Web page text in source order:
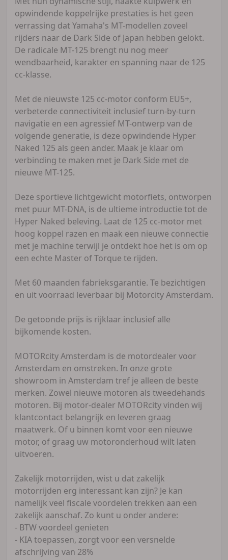
opwindende koppelrijke prestaties is het geen
verrassing dat Yamaha's MT-modellen zoveel
rijders naar de Dark Side of Japan hebben gelokt.
De radicale MT-125 brengt nu nog meer
wendbaarheid, karakter en spanning naar de 125
cc-klasse.
Met de nieuwste 125 cc-motor conform EU5+,
verbeterde connectiviteit inclusief turn-by-turn
navigatie en een agressief MT-ontwerp van de
volgende generatie, is deze opwindende Hyper
Naked 125 als geen ander. Maak je klaar om
verbinding te maken met je Dark Side met de
nieuwe MT-125.
Deze sportieve lichtgewicht motorfiets, ontworpen
met puur MT-DNA, is de ultieme introductie tot de
Hyper Naked beleving. Laat de 125 cc-motor met
hoog koppel razen en maak een nieuwe connectie
met je machine terwijl je ontdekt hoe het is om op
een echte Master of Torque te rijden.
Met 60 maanden fabrieksgarantie. Te bezichtigen
en uit voorraad leverbaar bij Motorcity Amsterdam.
De getoonde prijs is rijklaar inclusief alle
bijkomende kosten.
MOTORcity Amsterdam is de motordealer voor
Amsterdam en omstreken. In onze grote
showroom in Amsterdam tref je alleen de beste
merken. Zowel nieuwe motoren als tweedehands
motoren. Bij motor-dealer MOTORcity vinden wij
klantcontact belangrijk en leveren graag
maatwerk. Of u binnen komt voor een nieuwe
motor, of graag uw motoronderhoud wilt laten
uitvoeren.
Zakelijk motorrijden, wist u dat zakelijk
motorrijden erg interessant kan zijn? Je kan
namelijk veel fiscale voordelen trekken aan een
zakelijk aanschaf. Zo kunt u onder andere:
- BTW voordeel genieten
- KIA toepassen, zorgt voor een versnelde
afschrijving van 28%